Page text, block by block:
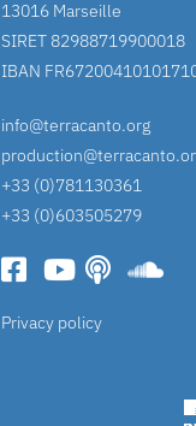
13016 Marseille
SIRET 82988719900018
IBAN
info@terracanto.org
+33 (0)781130361
+33 (0)603505279
Privacy policy